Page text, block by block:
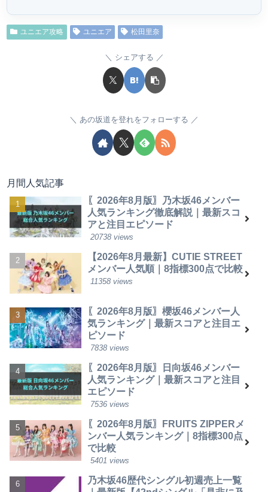
ユニエア攻略 ユニエア 松田里奈
シェアする
あの坂道を登れをフォローする
月間人気記事
〖2026年8月版〗乃木坂46メンバー
人気ランキング徹底解説｜最新スコ
アと注目エピソード
20738 views
【2026年8月最新】CUTIE STREET
メンバー人気順｜8指標300点で比較
11358 views
〖2026年8月版〗櫻坂46メンバー人
気ランキング｜最新スコアと注目エ
ピソード
7838 views
〖2026年8月版〗日向坂46メンバー
人気ランキング｜最新スコアと注目
エピソード
7536 views
〖2026年8月版〗FRUITS ZIPPERメ
ンバー人気ランキング｜8指標300点
で比較
5401 views
乃木坂46歴代シングル初週売上一覧